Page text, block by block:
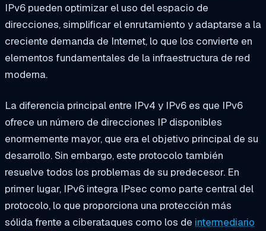
IPv6 pueden optimizar el uso del espacio de
direcciones, simplificar el enrutamiento y adaptarse a la
creciente demanda de Internet, lo que los convierte en
elementos fundamentales de la infraestructura de red
moderna.
La diferencia principal entre IPv4 y IPv6 es que IPv6
ofrece un número de direcciones IP disponibles
enormemente mayor, que era el objetivo principal de su
desarrollo. Sin embargo, este protocolo también
resuelve todos los problemas de su predecesor. En
primer lugar, IPv6 integra IPsec como parte central del
protocolo, lo que proporciona una protección más
sólida frente a ciberataques como los de intermediario